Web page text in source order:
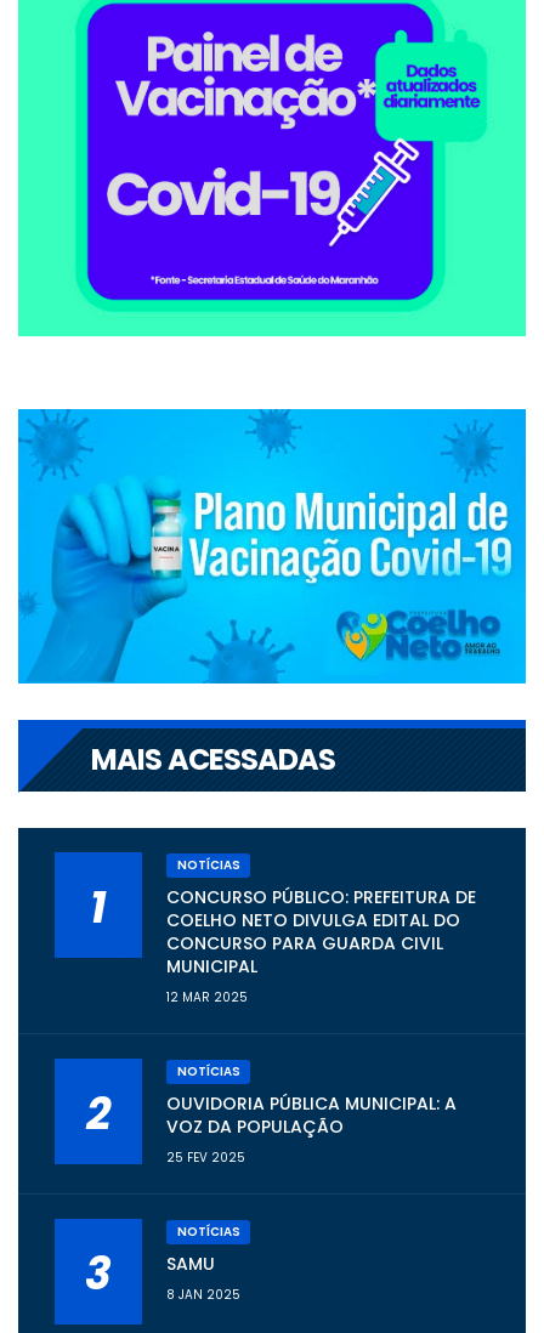
MAIS ACESSADAS
1
NOTÍCIAS
CONCURSO PÚBLICO: PREFEITURA DE
COELHO NETO DIVULGA EDITAL DO
CONCURSO PARA GUARDA CIVIL
MUNICIPAL
12 MAR 2025
2
NOTÍCIAS
OUVIDORIA PÚBLICA MUNICIPAL: A
VOZ DA POPULAÇÃO
25 FEV 2025
3
NOTÍCIAS
SAMU
8 JAN 2025